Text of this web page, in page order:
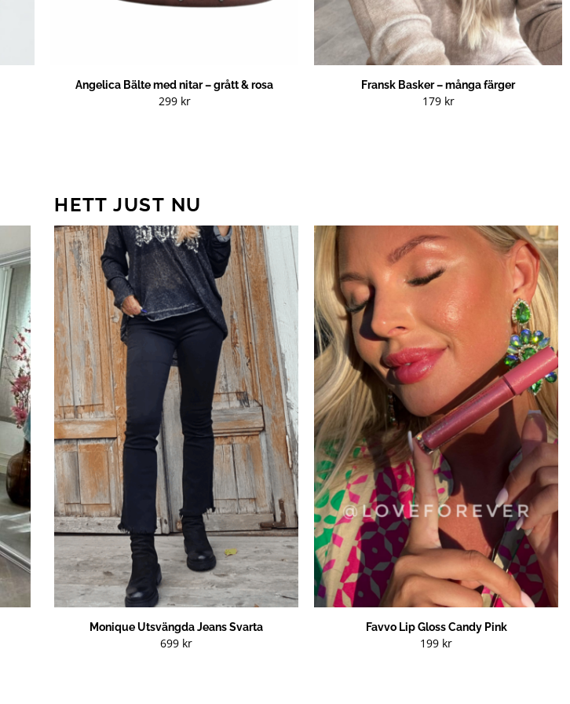
Angelica Bälte med nitar – grått & rosa
299 kr
Fransk Basker – många färger
179 kr
HETT JUST NU
Monique Utsvängda Jeans Svarta
699 kr
Favvo Lip Gloss Candy Pink
199 kr